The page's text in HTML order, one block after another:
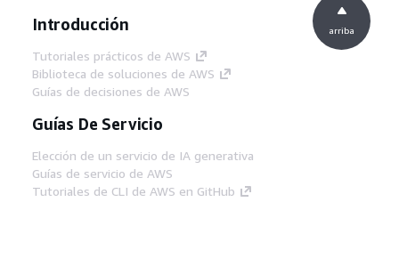
Introducción
Tutoriales prácticos de AWS
Biblioteca de soluciones de AWS
Guías de decisiones de AWS
Guías De Servicio
Elección de un servicio de IA generativa
Guías de servicio de AWS
Tutoriales de CLI de AWS en GitHub
arriba